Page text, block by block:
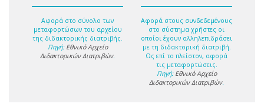
Αφορά στο σύνολο των
μεταφορτώσων του αρχείου
της διδακτορικής διατριβής.
Πηγή: Εθνικό Αρχείο
Διδακτορικών Διατριβών.
Αφορά στους συνδεδεμένους
στο σύστημα χρήστες οι
οποίοι έχουν αλληλεπιδράσει
με τη διδακτορική διατριβή.
Ως επί το πλείστον, αφορά
τις μεταφορτώσεις.
Πηγή: Εθνικό Αρχείο
Διδακτορικών Διατριβών.